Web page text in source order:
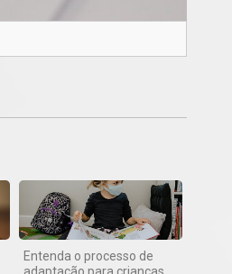
Entenda o processo de